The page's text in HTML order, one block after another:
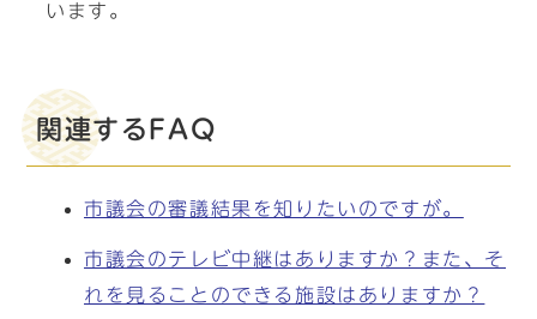
います。
関連するFAQ
市議会の審議結果を知りたいのですが。
市議会のテレビ中継はありますか？また、そ
れを見ることのできる施設はありますか？